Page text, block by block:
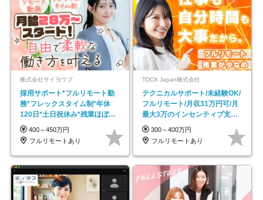
株式会社サイヨウブ
採用サポート*フルリモート勤
務*フレックスタイム制*年休
120日*土日祝休み*残業ほぼな
し*育児中社員8割以上
400～450万円
フルリモートあり
TDCX Japan株式会社
テクニカルサポート/未経験OK/
フルリモート/月収31万円可/月
最大3万のインセンティブ支給/
平均年齢33歳
300～400万円
フルリモートあり